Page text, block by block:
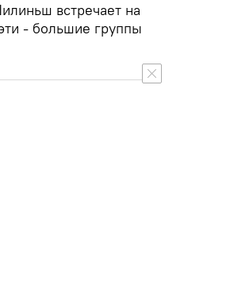
встречает на
- большие группы